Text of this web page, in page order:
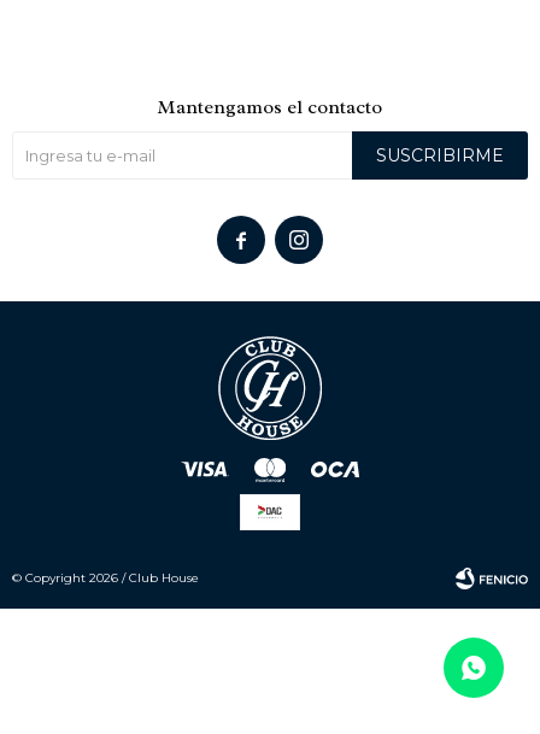
Mantengamos el contacto
SUSCRIBIRME
 
© Copyright 2026 / Club House